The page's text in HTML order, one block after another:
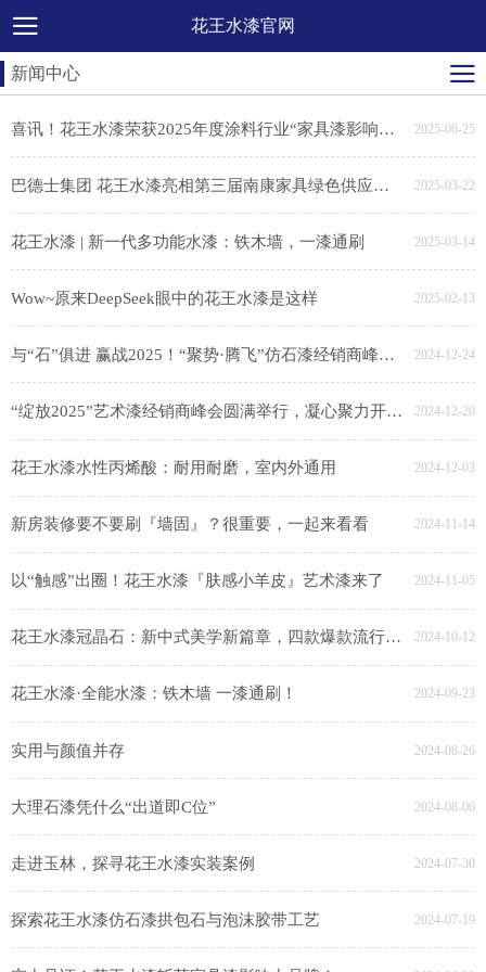
花王水漆官网
新闻中心
喜讯！花王水漆荣获2025年度涂料行业“家具漆影响力品牌” 2025-06-25
巴德士集团 花王水漆亮相第三届南康家具绿色供应链展，助力家具产业链绿色转型 2025-03-22
花王水漆 | 新一代多功能水漆：铁木墙，一漆通刷 2025-03-14
Wow~原来DeepSeek眼中的花王水漆是这样 2025-02-13
与“石”俱进 赢战2025！“聚势·腾飞”仿石漆经销商峰会胜利召开 2024-12-24
“绽放2025”艺术漆经销商峰会圆满举行，凝心聚力开新局 2024-12-20
花王水漆水性丙烯酸：耐用耐磨，室内外通用 2024-12-03
新房装修要不要刷『墙固』？很重要，一起来看看 2024-11-14
以“触感”出圈！花王水漆『肤感小羊皮』艺术漆来了 2024-11-05
花王水漆冠晶石：新中式美学新篇章，四款爆款流行色惊艳登场 2024-10-12
花王水漆·全能水漆：铁木墙 一漆通刷！ 2024-09-23
实用与颜值并存 2024-08-26
大理石漆凭什么“出道即C位” 2024-08-06
走进玉林，探寻花王水漆实装案例 2024-07-30
探索花王水漆仿石漆拱包石与泡沫胶带工艺 2024-07-19